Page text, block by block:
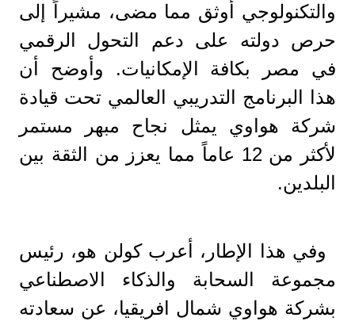
والتكنولوجي أوثق مما مضى، مشيراً إلى
حرص دولته على دعم التحول الرقمي
في مصر بكافة الإمكانيات. وأوضح أن
هذا البرنامج التدريبي العالمي تحت قيادة
شركة هواوي يمثل نجاح مبهر مستمر
لأكثر من 12 عاماً مما يعزز من الثقة بين
البلدين.
وفي هذا الإطار، أعرب كولن هو، رئيس
مجموعة السحابة والذكاء الاصطناعي
بشركة هواوي شمال افريقيا، عن سعادته